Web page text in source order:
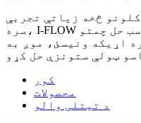
څخه زیاتې تجربې
سره، I-FLOW به ستاسو د پروژې لپاره مناسب حل چمتو
اړیکه ونیسئ، موږ به
کور
محصولات
د تیتلی والو